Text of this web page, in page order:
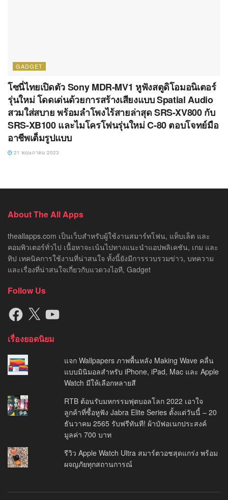
GADGET
โซนี่ไทยเปิดตัว Sony MDR-MV1 หูฟังสตูดิโอมอนิเตอร์
รุ่นใหม่ โดดเด่นด้วยการสร้างเสียงแบบ Spatial Audio
สวมใส่สบาย พร้อมลำโพงไร้สายล่าสุด SRS-XV800 กับ
SRS-XB100 และไมโครโฟนรุ่นใหม่ C-80 ตอบโจทย์มือ
อาชีพเต็มรูปแบบ
21 พฤษภาคม 2023
About The All Apps
theallapps.com เป็นเว็บสำหรับผู้ใช้งานสมาร์ทโฟน, แท็บเล็ต และ
คอมพิวเตอร์ทั่วไป เนื้อหาจะเน้นไปทางแนะนำแอปพลิเคชัน, เกม และ
ทิป เทคนิคการใช้งานที่น่าสนใจ ทั้งนี้ยังมีการรวบรวมข่าว, บทความ
และเรื่องที่น่าสนใจเกี่ยวกับแวดวงไอที, Gadget
Follow Us
Facebook
X YouTube
เรื่องยอดนิยม
แจก Wallpapers ภาพพื้นหลัง Making Wave คลื่น
แบบมินิมอลสำหรับ iPhone, iPad, Mac และ Apple
Watch มีให้เลือกหลายสี
RTB ต้อนรับมหกรรมฟุตบอลโลก 2022 เอาใจ
ลูกค้าที่ซื้อหูฟัง Jabra Elite Series ตั้งแต่วันนี้ – 20
ธันวาคม 2565 รับฟรีทันที! ผ้าบัฟอเนกประสงค์
มูลค่า 700 บาท
รีวิว Apple Watch Ultra สมาร์ตวอชสุดแกร่ง พร้อม
ผจญภัยทุกสถานการณ์